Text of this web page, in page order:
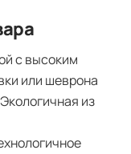
с высоким
или шеврона
из